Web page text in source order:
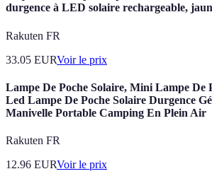
durgence à LED solaire rechargeable,
Rakuten FR
33.05 EURVoir le prix
Lampe De Poche Solaire, Mini Lampe De
Led Lampe De Poche Solaire Durgence
Manivelle Portable Camping En Plein Air
Rakuten FR
12.96 EURVoir le prix